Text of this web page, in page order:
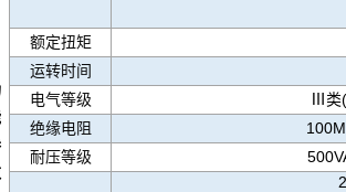
额定扭矩
运转时间
电气等级
Ⅲ类
绝缘电阻
耐压等级